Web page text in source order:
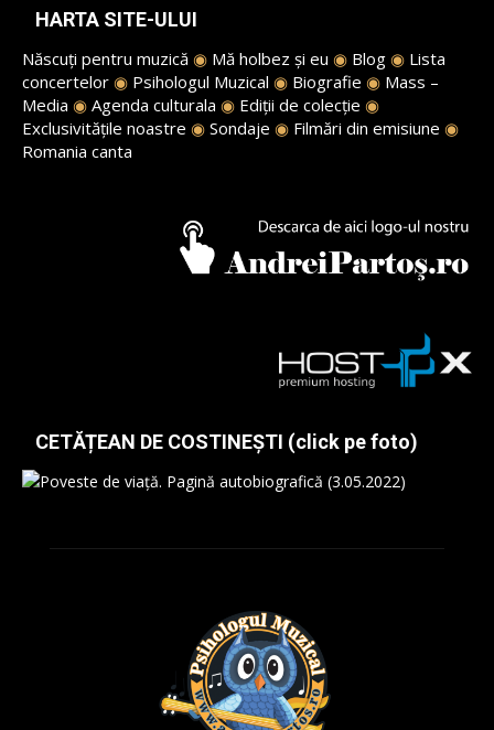
HARTA SITE-ULUI
Născuți pentru muzică ◉ Mă holbez și eu ◉ Blog ◉ Lista
concertelor ◉ Psihologul Muzical ◉ Biografie ◉ Mass –
Media ◉ Agenda culturala ◉ Ediții de colecție ◉
Exclusivitățile noastre ◉ Sondaje ◉ Filmări din emisiune ◉
Romania canta
CETĂȚEAN DE COSTINEȘTI (click pe foto)